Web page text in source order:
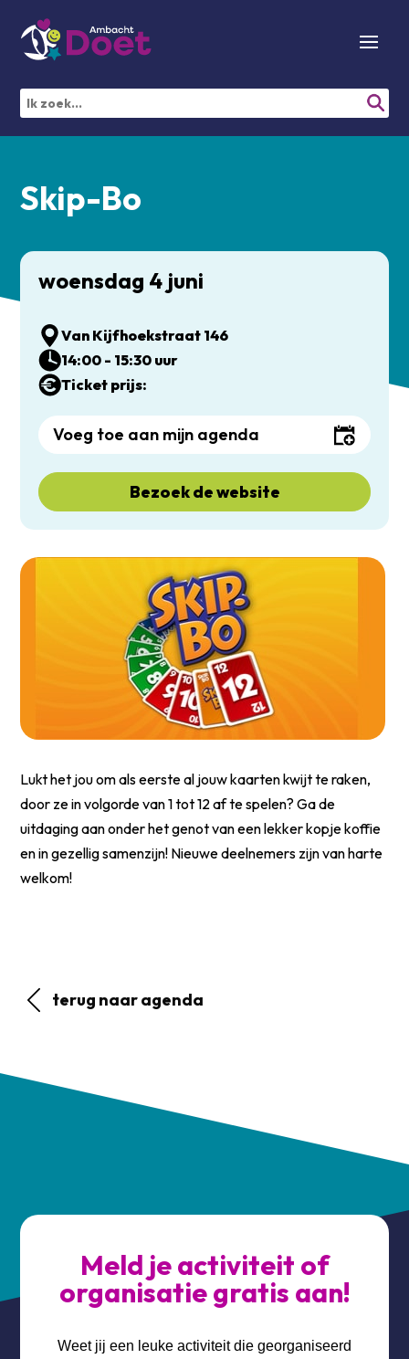
Skip-Bo
Lukt het jou om als eerste al jouw kaarten kwijt te raken,
door ze in volgorde van 1 tot 12 af te spelen? Ga de
uitdaging aan onder het genot van een lekker kopje koffie
en in gezellig samenzijn! Nieuwe deelnemers zijn van harte
welkom!
terug naar agenda
woensdag 4 juni
Van Kijfhoekstraat 146
14:00 - 15:30 uur
Ticket prijs:
Voeg toe aan mijn agenda
Bezoek de website
Meld je activiteit of
organisatie gratis aan!
Weet jij een leuke activiteit die georganiseerd